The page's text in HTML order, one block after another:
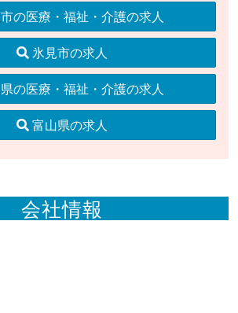
の医療・福祉・介護の求人
氷見市の求人
の医療・福祉・介護の求人
富山県の求人
会社情報